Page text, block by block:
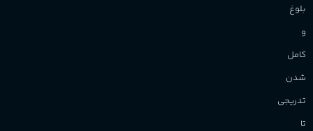
بلوغ
و
کامل
شدن
تدریجی
تا